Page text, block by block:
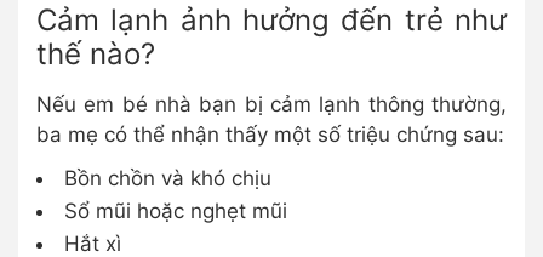
Cảm lạnh ảnh hưởng đến trẻ như
thế nào?
Nếu em bé nhà bạn bị cảm lạnh thông thường,
ba mẹ có thể nhận thấy một số triệu chứng sau:
Bồn chồn và khó chịu
Sổ mũi hoặc nghẹt mũi
Hắt xì